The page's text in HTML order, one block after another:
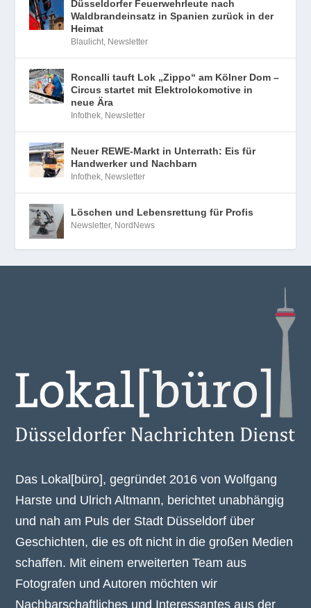
Düsseldorfer Feuerwehrleute nach
Waldbrandeinsatz in Spanien zurück in der
Heimat
Blaulicht Newsletter
Roncalli tauft Lok „Zippo“ am Kölner Dom –
Circus startet mit Elektrolokomotive in
neue Ära
Infothek Newsletter
Neuer REWE-Markt in Unterrath: Eis für
Handwerker und Nachbarn
Infothek Newsletter
Löschen und Lebensrettung für Profis
Newsletter, NordNews
Das Lokal[büro], gegründet 2016 von Wolfgang
Harste und Ulrich Altmann, berichtet unabhängig
und nah am Puls der Stadt Düsseldorf über
Geschichten, die es oft nicht in die großen Medien
schaffen. Mit einem erweiterten Team aus
Fotografen und Autoren möchten wir
Nachbarschaftliches und Interessantes aus der